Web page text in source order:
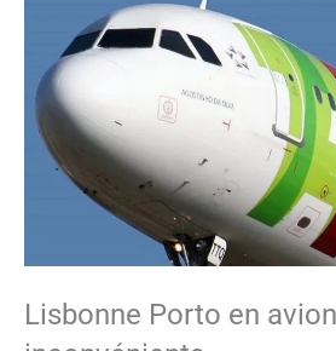
Lisbonne Porto en